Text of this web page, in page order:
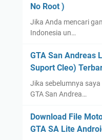
No Root )
Jika Anda mencari
Indonesia un…
GTA San Andreas
Suport Cleo)
Jika sebelumnya
GTA San Andrea…
Download File
GTA SA Lite